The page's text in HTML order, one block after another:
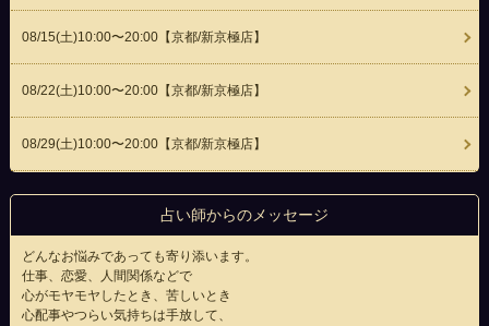
08/15(土)10:00〜20:00【京都/新京極店】
08/22(土)10:00〜20:00【京都/新京極店】
08/29(土)10:00〜20:00【京都/新京極店】
占い師からのメッセージ
どんなお悩みであっても寄り添います。
仕事、恋愛、人間関係などで
心がモヤモヤしたとき、苦しいとき
心配事やつらい気持ちは手放して、